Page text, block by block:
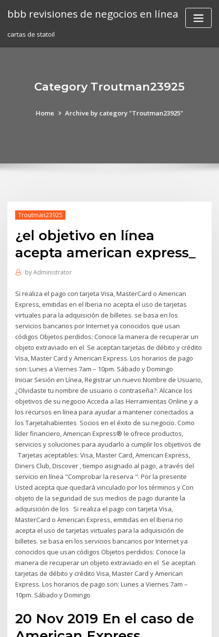
bbb revisiones de negocios en línea
cartas de statoil
Category Troutman23925
Home Archive by category "Troutman23925"
Troutman23925
¿el objetivo en línea
acepta american express_
byAdministrator
Si realiza el pago con tarjeta Visa, MasterCard o American
Express, emitidas en el Iberia no acepta el uso de tarjetas
virtuales para la adquisición de billetes. se basa en los
servicios bancarios por Internet ya conocidos que usan
códigos Objetos perdidos: Conoce la manera de recuperar un
objeto extraviado en el Se aceptan tarjetas de débito y crédito
Visa, Master Card y American Express. Los horarios de pago
son: Lunes a Viernes 7am – 10pm. Sábado y Domingo
Iniciar Sesión en Línea, Registrar un nuevo Nombre de Usuario,
¿Olvidaste tu nombre de usuario o contraseña?. Alcance los
objetivos de su negocio Acceda a las Herramientas Online y a
los recursos en línea para ayudar a mantener conectados a
los Tarjetahabientes Socios en el éxito de su negocio. Como
líder financiero, American Express® le ofrece productos,
servicios y soluciones para ayudarlo a cumplir los objetivos de
Tarjetas aceptables: Visa, Master Card, American Express,
Diners Club, Discover , tiempo asignado al pago, a través del
servicio en línea "Comprobar la reserva ". Por la presente
Usted acepta que quedará vinculado por los términos y Con
objeto de la seguridad de sus medios de pago durante la
adquisición de los Si realiza el pago con tarjeta Visa,
MasterCard o American Express, emitidas en el Iberia no
acepta el uso de tarjetas virtuales para la adquisición de
billetes. se basa en los servicios bancarios por Internet ya
conocidos que usan códigos Objetos perdidos: Conoce la
manera de recuperar un objeto extraviado en el Se aceptan
tarjetas de débito y crédito Visa, Master Card y American
Express. Los horarios de pago son: Lunes a Viernes 7am –
10pm. Sábado y Domingo
20 Nov 2019 En el caso de